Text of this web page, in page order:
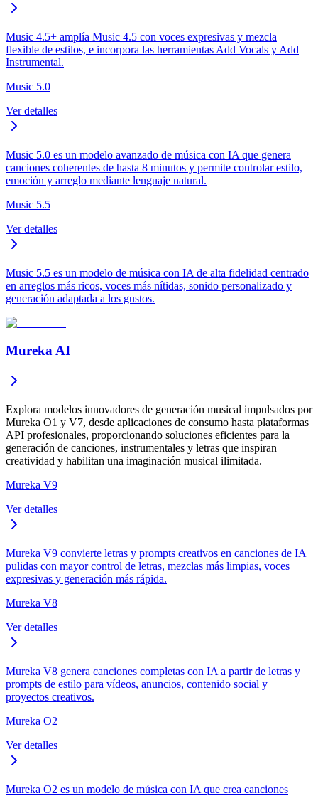
Music 4.5+ amplía Music 4.5 con voces expresivas y mezcla
flexible de estilos, e incorpora las herramientas Add Vocals y Add
Instrumental.
Music 5.0
Ver detalles
Music 5.0 es un modelo avanzado de música con IA que genera
canciones coherentes de hasta 8 minutos y permite controlar estilo,
emoción y arreglo mediante lenguaje natural.
Music 5.5
Ver detalles
Music 5.5 es un modelo de música con IA de alta fidelidad centrado
en arreglos más ricos, voces más nítidas, sonido personalizado y
generación adaptada a los gustos.
Mureka AI
Explora modelos innovadores de generación musical impulsados por
Mureka O1 y V7, desde aplicaciones de consumo hasta plataformas
API profesionales, proporcionando soluciones eficientes para la
generación de canciones, instrumentales y letras que inspiran
creatividad y habilitan una imaginación musical ilimitada.
Mureka V9
Ver detalles
Mureka V9 convierte letras y prompts creativos en canciones de IA
pulidas con mayor control de letras, mezclas más limpias, voces
expresivas y generación más rápida.
Mureka V8
Ver detalles
Mureka V8 genera canciones completas con IA a partir de letras y
prompts de estilo para vídeos, anuncios, contenido social y
proyectos creativos.
Mureka O2
Ver detalles
Mureka O2 es un modelo de música con IA que crea canciones